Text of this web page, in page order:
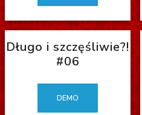
Długo i szczęśliwie?!
#06
DEMO